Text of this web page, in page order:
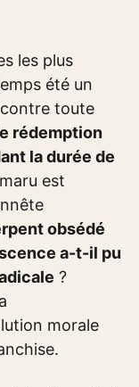
les plus
été un
toute
rédemption
la durée de
est
obsédé
a-t-il pu
?
morale